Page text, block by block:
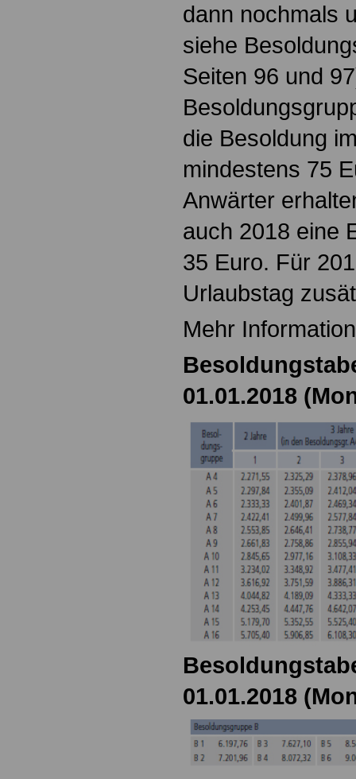
dann nochmals
siehe
Seiten 96 und
die Besoldung
mindestens 75
Anwärter
auch 2018 eine
35 Euro. Für
Urlaubstag
Mehr
01.01.2018
01.01.2018